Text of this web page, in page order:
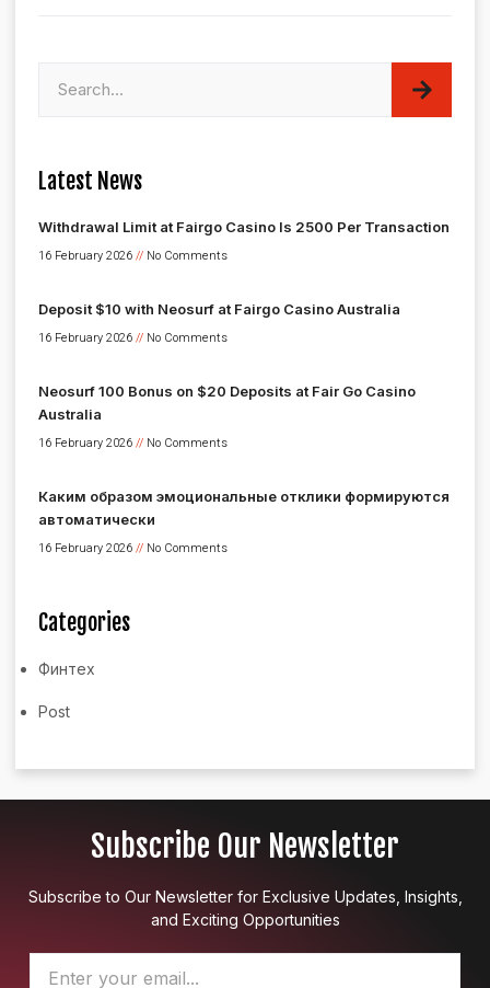
Latest News
Withdrawal Limit at Fairgo Casino Is 2500 Per Transaction
16 February 2026 No Comments
Deposit $10 with Neosurf at Fairgo Casino Australia
16 February 2026 No Comments
Neosurf 100 Bonus on $20 Deposits at Fair Go Casino
Australia
16 February 2026 No Comments
Каким образом эмоциональные отклики формируются
автоматически
16 February 2026 No Comments
Categories
Финтех
Post
Subscribe Our Newsletter
Subscribe to Our Newsletter for Exclusive Updates, Insights,
and Exciting Opportunities